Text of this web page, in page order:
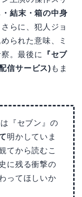
結末・箱の中身
らに、犯人ジョ
られた意味、ミ
。最後に
『セブ
信サービス) もま
は『セブン』の
明かしていま
てから読むこ
に残る衝撃の
ってほしいか